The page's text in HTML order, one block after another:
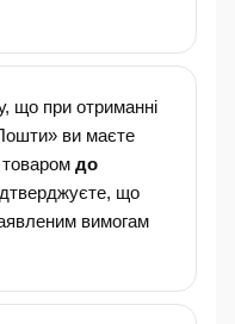
що при отриманні
ви маєте
до
що
вимогам